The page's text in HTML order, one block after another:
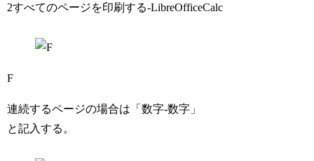
2すべてのページを印刷する-LibreOfficeCalc
F
連続するページの場合は「数字-数字」
と記入する。